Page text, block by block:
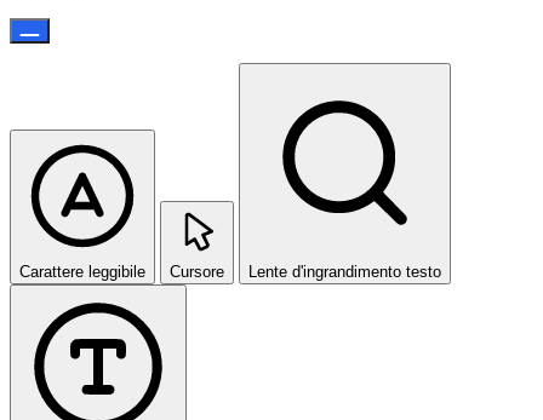
Carattere leggibile Cursore Lente d'ingrandimento testo